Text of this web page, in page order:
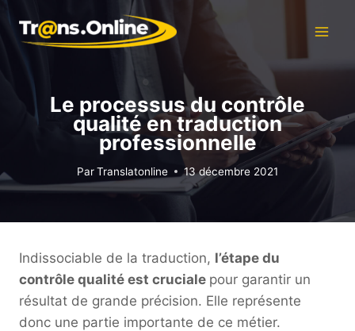
Aller
Le processus du contrôle
qualité en traduction
professionnelle
ParTranslatonline 13 décembre 2021
Indissociable de la traduction, l’étape du
contrôle qualité est cruciale pour garantir un
résultat de grande précision. Elle représente
donc une partie importante de ce métier.